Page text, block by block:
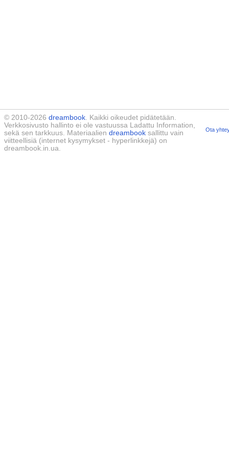
© 2010-2026 dreambook. Kaikki oikeudet pidätetään.
Verkkosivusto hallinto ei ole vastuussa Ladattu Information,
sekä sen tarkkuus. Materiaalien dreambook sallittu vain
viitteellisiä (internet kysymykset - hyperlinkkejä) on
dreambook.in.ua.
Ota